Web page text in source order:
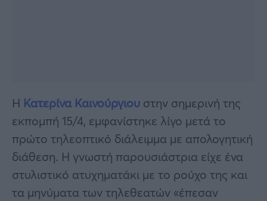
Η Κατερίνα Καινούργιου στην σημερινή της
εκπομπή 15/4, εμφανίστηκε λίγο μετά το
πρώτο τηλεοπτικό διάλειμμα με απολογητική
διάθεση. Η γνωστή παρουσιάστρια είχε ένα
στυλιστικό ατυχηματάκι με το ρούχο της και
τα μηνύματα των τηλεθεατών «έπεσαν